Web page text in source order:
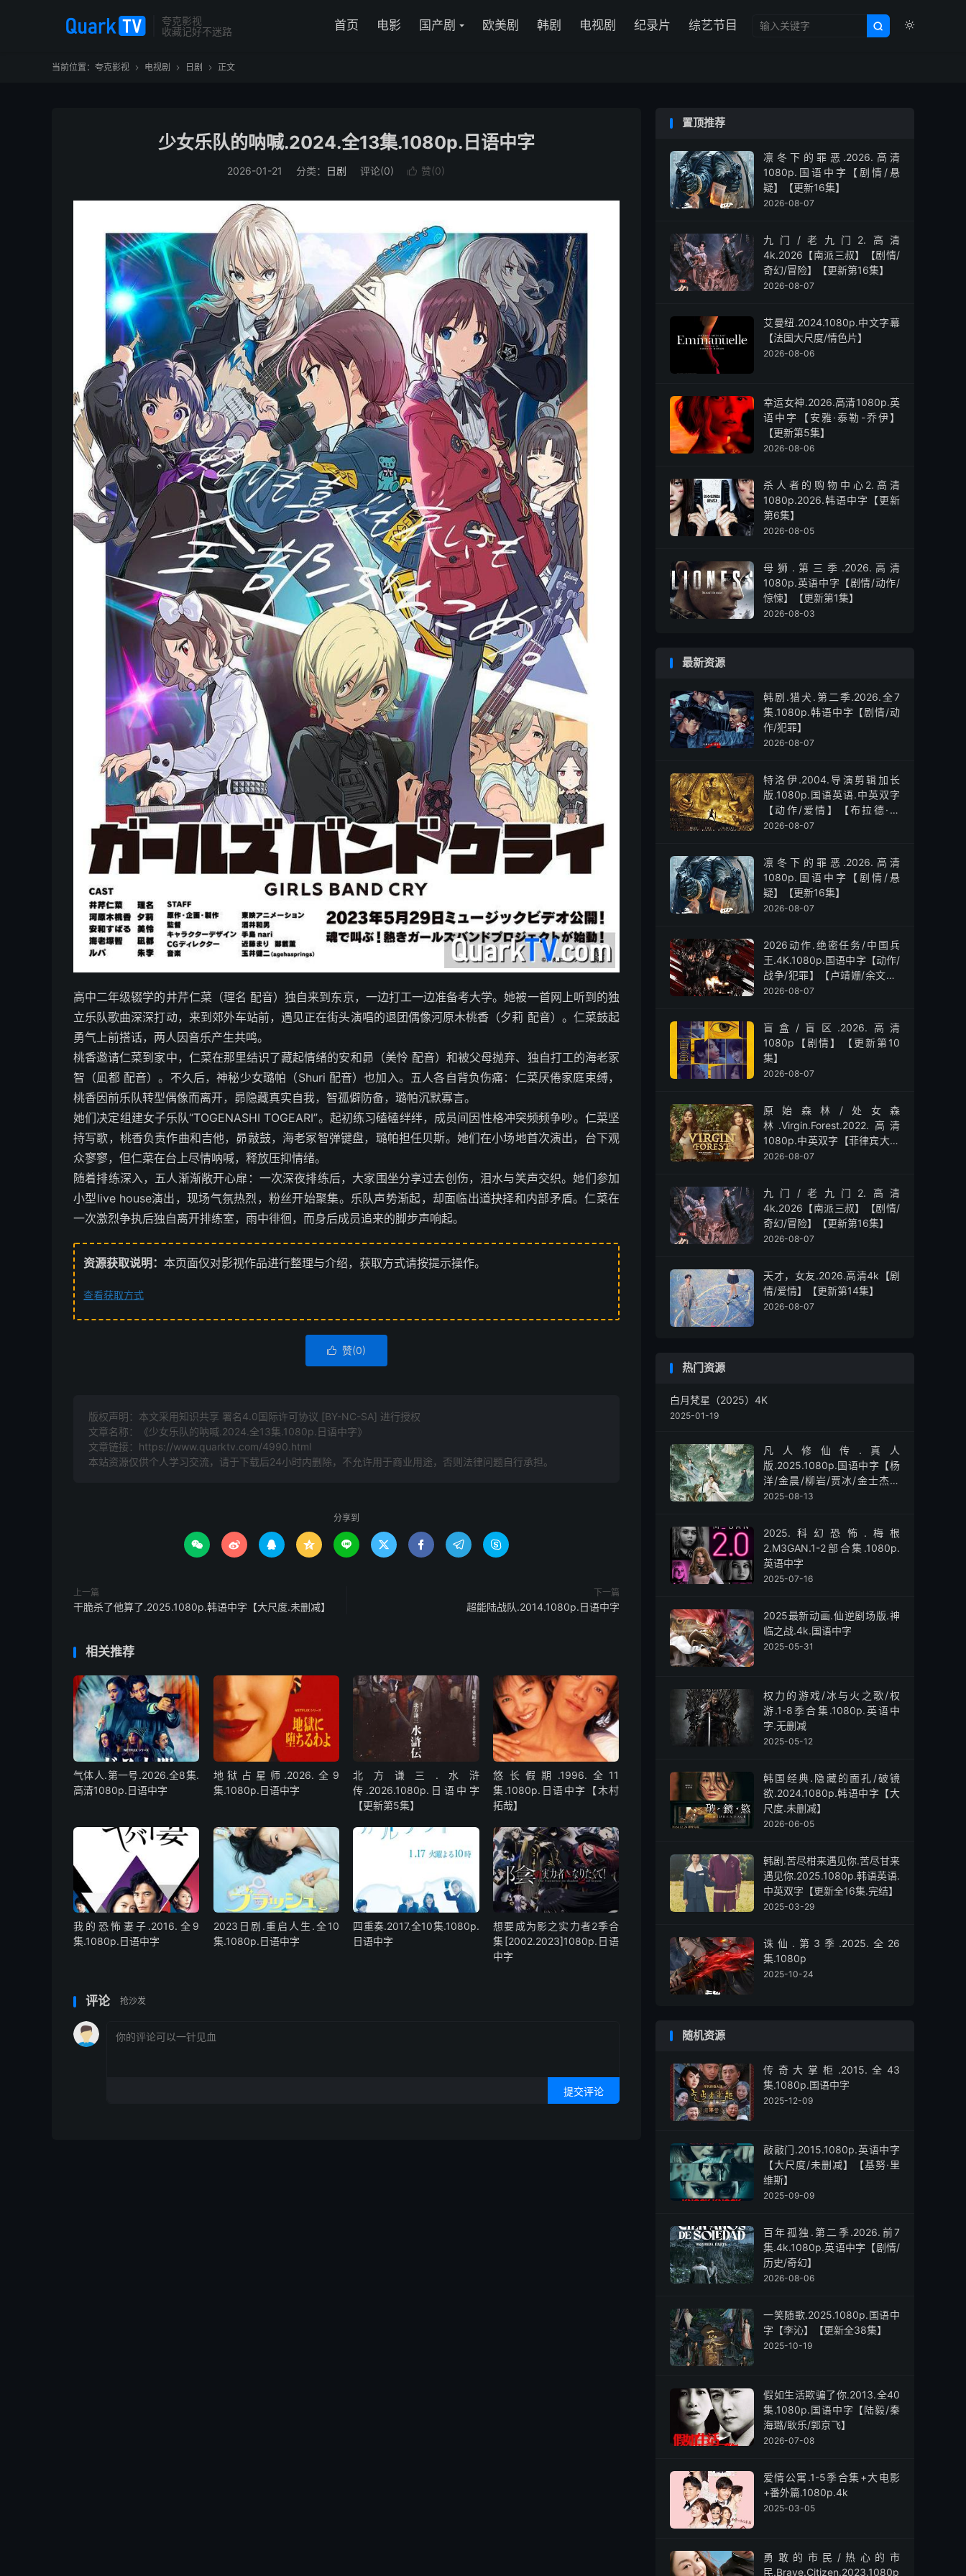
夸克影视
收藏记好不迷路


首页 电影 国产剧 欧美剧 韩剧 电视剧 纪录片 综艺节目
当前位置： 夸克影视  电视剧  日剧  正文
少女乐队的呐喊.2024.全13集.1080p.日语中字
2026-01-21 分类： 日剧 评论(0)  赞(0)
高中二年级辍学的井芹仁菜（理名 配音）独自来到东京，一边打工一边准备考大学。她被一首网上听到的独
立乐队歌曲深深打动，来到郊外车站前，遇见正在街头演唱的退团偶像河原木桃香（夕莉 配音）。仁菜鼓起
勇气上前搭话，两人因音乐产生共鸣。
桃香邀请仁菜到家中，仁菜在那里结识了藏起情绪的安和昴（美怜 配音）和被父母抛弃、独自打工的海老冢
智（凪都 配音）。不久后，神秘少女璐帕（Shuri 配音）也加入。五人各自背负伤痛：仁菜厌倦家庭束缚，
桃香因前乐队转型偶像而离开，昴隐藏真实自我，智孤僻防备，璐帕沉默寡言。
她们决定组建女子乐队“TOGENASHI TOGEARI”。起初练习磕磕绊绊，成员间因性格冲突频频争吵。仁菜坚
持写歌，桃香负责作曲和吉他，昴敲鼓，海老冢智弹键盘，璐帕担任贝斯。她们在小场地首次演出，台下观
众寥寥，但仁菜在台上尽情呐喊，释放压抑情绪。
随着排练深入，五人渐渐敞开心扉：一次深夜排练后，大家围坐分享过去创伤，泪水与笑声交织。她们参加
小型live house演出，现场气氛热烈，粉丝开始聚集。乐队声势渐起，却面临出道抉择和内部矛盾。仁菜在
一次激烈争执后独自离开排练室，雨中徘徊，而身后成员追来的脚步声响起。
资源获取说明： 本页面仅对影视作品进行整理与介绍，获取方式请按提示操作。
查看获取方式
 赞(0)
版权声明：本文采用知识共享 署名4.0国际许可协议 [BY-NC-SA] 进行授权
文章名称：《少女乐队的呐喊.2024.全13集.1080p.日语中字》
文章链接： https://www.quarktv.com/4990.html
本站资源仅供个人学习交流，请于下载后24小时内删除，不允许用于商业用途，否则法律问题自行承担。
分享到
        
上一篇
干脆杀了他算了.2025.1080p.韩语中字【大尺度.未删减】
下一篇
超能陆战队.2014.1080p.日语中字
相关推荐
气体人.第一号.2026.全8集.
高清1080p.日语中字
地狱占星师.2026.全9
集.1080p.日语中字
北方谦三.水浒
传.2026.1080p.日语中字
【更新第5集】
悠长假期.1996.全11
集.1080p.日语中字【木村
拓哉】
我的恐怖妻子.2016.全9
集.1080p.日语中字
2023日剧.重启人生.全10
集.1080p.日语中字
四重奏.2017.全10集.1080p.
日语中字
想要成为影之实力者2季合
集[2002.2023]1080p.日语
中字
评论 抢沙发
提交评论
置顶推荐
凛冬下的罪恶.2026.高清
1080p.国语中字【剧情/悬
疑】【更新16集】
2026-08-07
九门/老九门2.高清
4k.2026【南派三叔】【剧情/
奇幻/冒险】【更新第16集】
2026-08-07
艾曼纽.2024.1080p.中文字幕
【法国大尺度/情色片】
2026-08-06
幸运女神.2026.高清1080p.英
语中字【安雅·泰勒-乔伊】
【更新第5集】
2026-08-06
杀人者的购物中心2.高清
1080p.2026.韩语中字【更新
第6集】
2026-08-05
母狮.第三季.2026.高清
1080p.英语中字【剧情/动作/
惊悚】【更新第1集】
2026-08-03
最新资源
韩剧.猎犬.第二季.2026.全7
集.1080p.韩语中字【剧情/动
作/犯罪】
2026-08-07
特洛伊.2004.导演剪辑加长
版.1080p.国语英语.中英双字
【动作/爱情】【布拉德·皮
特】
2026-08-07
凛冬下的罪恶.2026.高清
1080p.国语中字【剧情/悬
疑】【更新16集】
2026-08-07
2026动作.绝密任务/中国兵
王.4K.1080p.国语中字【动作/
战争/犯罪】【卢靖姗/余文乐/
屈菁菁】
2026-08-07
盲盒/盲区.2026.高清
1080p【剧情】【更新第10
集】
2026-08-07
原始森林/处女森
林.Virgin.Forest.2022.高清
1080p.中英双字【菲律宾大尺
度】
2026-08-07
九门/老九门2.高清
4k.2026【南派三叔】【剧情/
奇幻/冒险】【更新第16集】
2026-08-07
天才，女友.2026.高清4k【剧
情/爱情】【更新第14集】
2026-08-07
热门资源
白月梵星（2025）4K
2025-01-19
凡人修仙传.真人
版.2025.1080p.国语中字【杨
洋/金晨/柳岩/贾冰/金士杰】
【全30集】
2025-08-13
2025.科幻恐怖.梅根
2.M3GAN.1-2部合集.1080p.
英语中字
2025-07-16
2025最新动画.仙逆剧场版.神
临之战.4k.国语中字
2025-05-31
权力的游戏/冰与火之歌/权
游.1-8季合集.1080p.英语中
字.无删减
2025-05-12
韩国经典.隐藏的面孔/破镜
欲.2024.1080p.韩语中字【大
尺度.未删减】
2026-06-05
韩剧.苦尽柑来遇见你.苦尽甘来
遇见你.2025.1080p.韩语英语.
中英双字【更新全16集.完结】
2025-03-29
诛仙.第3季.2025.全26
集.1080p
2025-10-24
随机资源
传奇大掌柜.2015.全43
集.1080p.国语中字
2025-12-09
敲敲门.2015.1080p.英语中字
【大尺度/未删减】【基努·里
维斯】
2025-09-09
百年孤独.第二季.2026.前7
集.4k.1080p.英语中字【剧情/
历史/奇幻】
2026-08-06
一笑随歌.2025.1080p.国语中
字【李沁】【更新全38集】
2025-10-19
假如生活欺骗了你.2013.全40
集.1080p.国语中字【陆毅/秦
海璐/耿乐/郭京飞】
2026-07-08
爱情公寓.1-5季合集+大电影
+番外篇.1080p.4k
2025-03-05
勇敢的市民/热心的市
民.Brave.Citizen.2023.1080p.